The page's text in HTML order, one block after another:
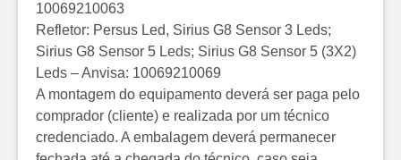
10069210063
Refletor: Persus Led, Sirius G8 Sensor 3 Leds;
Sirius G8 Sensor 5 Leds; Sirius G8 Sensor 5 (3X2)
Leds – Anvisa: 10069210069
A montagem do equipamento deverá ser paga pelo
comprador (cliente) e realizada por um técnico
credenciado. A embalagem deverá permanecer